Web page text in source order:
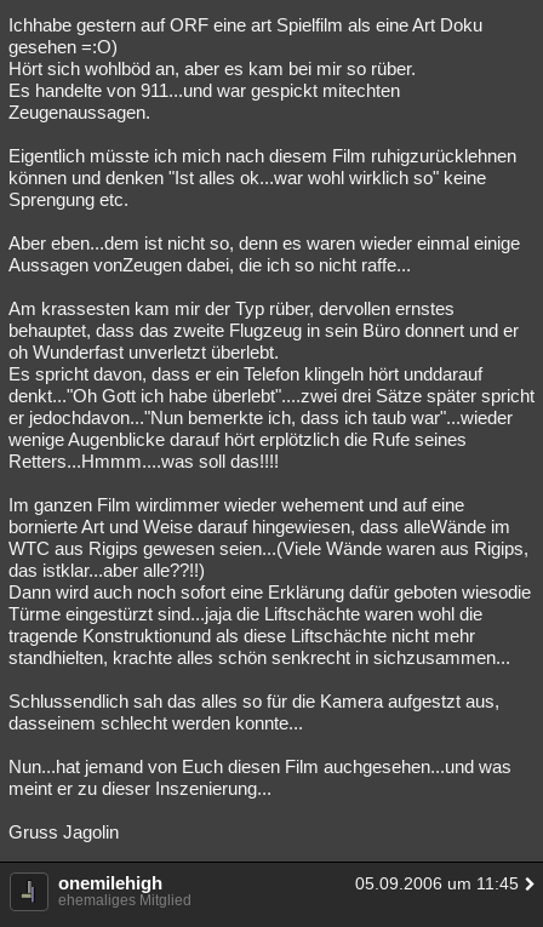
Ichhabe gestern auf ORF eine art Spielfilm als eine Art Doku
gesehen =:O)
Hört sich wohlböd an, aber es kam bei mir so rüber.
Es handelte von 911...und war gespickt mitechten
Zeugenaussagen.
Eigentlich müsste ich mich nach diesem Film ruhigzurücklehnen
können und denken "Ist alles ok...war wohl wirklich so" keine
Sprengung etc.
Aber eben...dem ist nicht so, denn es waren wieder einmal einige
Aussagen vonZeugen dabei, die ich so nicht raffe...
Am krassesten kam mir der Typ rüber, dervollen ernstes
behauptet, dass das zweite Flugzeug in sein Büro donnert und er
oh Wunderfast unverletzt überlebt.
Es spricht davon, dass er ein Telefon klingeln hört unddarauf
denkt..."Oh Gott ich habe überlebt"....zwei drei Sätze später spricht
er jedochdavon..."Nun bemerkte ich, dass ich taub war"...wieder
wenige Augenblicke darauf hört erplötzlich die Rufe seines
Retters...Hmmm....was soll das!!!!
Im ganzen Film wirdimmer wieder wehement und auf eine
bornierte Art und Weise darauf hingewiesen, dass alleWände im
WTC aus Rigips gewesen seien...(Viele Wände waren aus Rigips,
das istklar...aber alle??!!)
Dann wird auch noch sofort eine Erklärung dafür geboten wiesodie
Türme eingestürzt sind...jaja die Liftschächte waren wohl die
tragende Konstruktionund als diese Liftschächte nicht mehr
standhielten, krachte alles schön senkrecht in sichzusammen...
Schlussendlich sah das alles so für die Kamera aufgestzt aus,
dasseinem schlecht werden konnte...
Nun...hat jemand von Euch diesen Film auchgesehen...und was
meint er zu dieser Inszenierung...
Gruss Jagolin
onemilehigh 05.09.2006 um 11:45
ehemaliges Mitglied